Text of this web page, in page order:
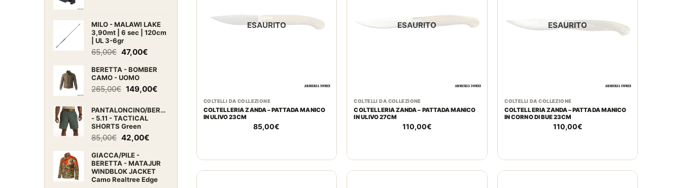
era:
158,00€.
è:
115,00€.
MILO - MALAWI LAKE
3,90mt | 6 sec | 120cm
| UL 3-6gr
65,00€ Il
originale
era:
65,00€.
47,00€Il
attuale
47,00€.
BERETTA - BOMBER
CAMO - UOMO
265,00€ Il
originale
era:
265,00€.
149,00€Il
attuale
PANTALONCINO/BERMUDA
- 5.11 - TACTICAL
SHORTS Green
85,00€ Il
originale
era:
85,00€.
42,00€Il
è:
42,00€.
GIACCA/PILE -
BERETTA - MATAJUR
WINDBLOK JACKET
Camo Realtree Edge
ESAURITO
COLTELLI DA COLLEZIONE
COLTELLERIA ZANDA – PATTADA MANICO
IN ULIVO 23CM
85,00€
ESAURITO
COLTELLI DA COLLEZIONE
COLTELLERIA ZANDA – PATTADA MANICO
IN ULIVO 27CM
110,00€
ESAURITO
COLTELLI DA COLLEZIONE
COLTELLERIA ZANDA – PATTADA MANICO
IN CORNO DI BUE 23CM
110,00€